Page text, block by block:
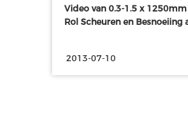
Video van 0.3-1.5 x
Rol Scheuren en Besnoeiing
2013-07-10